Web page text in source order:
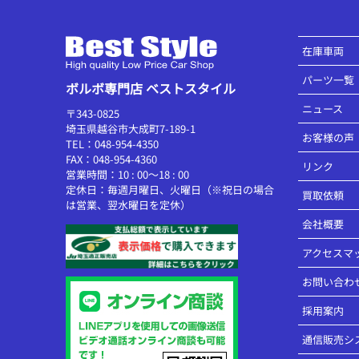
ボルボ専門店 ベストスタイル
〒343-0825
埼玉県越谷市大成町7-189-1
TEL：048-954-4350
FAX：048-954-4360
営業時間：10 : 00～18 : 00
定休日：毎週月曜日、火曜日（※祝日の場合
は営業、翌水曜日を定休）
在庫車両
パーツ一覧
ニュース
お客様の声
リンク
買取依頼
会社概要
アクセスマ
お問い合わ
採用案内
通信販売シ